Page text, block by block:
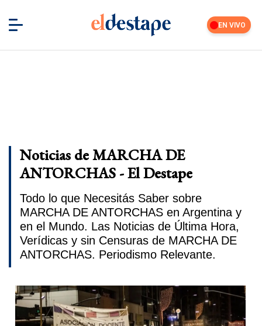
EN VIVO
Noticias de MARCHA DE
ANTORCHAS - El Destape
Todo lo que Necesitás Saber sobre
MARCHA DE ANTORCHAS en Argentina y
en el Mundo. Las Noticias de Última Hora,
Verídicas y sin Censuras de MARCHA DE
ANTORCHAS. Periodismo Relevante.